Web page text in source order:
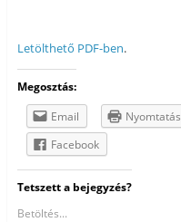
Letölthető PDF-ben.
Megosztás:
Email
Nyomtatás
Facebook
Tetszett a bejegyzés?
Betöltés...